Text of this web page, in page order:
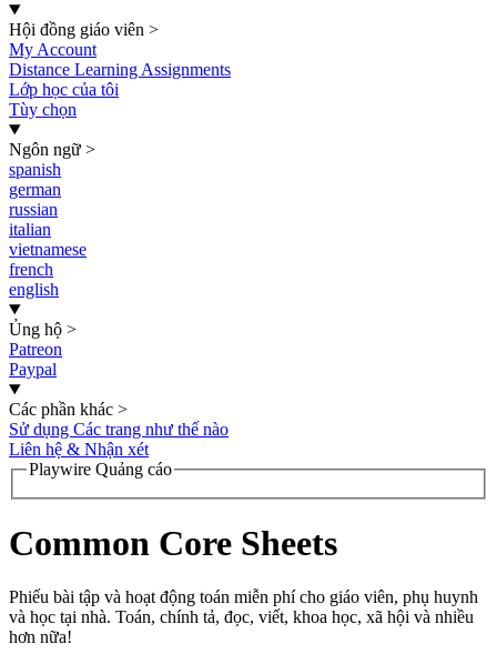
Hội đồng giáo viên >
My Account
Distance Learning Assignments
Lớp học của tôi
Tùy chọn
Ngôn ngữ >
spanish
german
russian
italian
vietnamese
french
english
Ủng hộ >
Patreon
Paypal
Các phần khác >
Sử dụng Các trang như thế nào
Liên hệ & Nhận xét
Playwire Quảng cáo
Common Core Sheets
Phiếu bài tập và hoạt động toán miễn phí cho giáo viên, phụ huynh
và học tại nhà. Toán, chính tả, đọc, viết, khoa học, xã hội và nhiều
hơn nữa!